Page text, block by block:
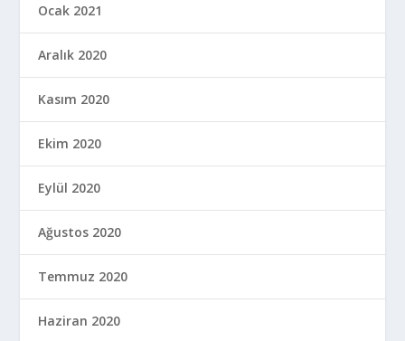
Ocak 2021
Aralık 2020
Kasım 2020
Ekim 2020
Eylül 2020
Ağustos 2020
Temmuz 2020
Haziran 2020